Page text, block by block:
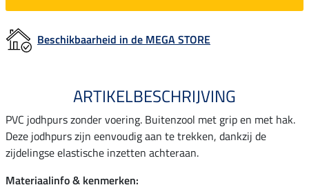
Beschikbaarheid in de MEGA STORE
ARTIKELBESCHRIJVING
PVC jodhpurs zonder voering. Buitenzool met grip en met hak.
Deze jodhpurs zijn eenvoudig aan te trekken, dankzij de
zijdelingse elastische inzetten achteraan.
Materiaalinfo & kenmerken: